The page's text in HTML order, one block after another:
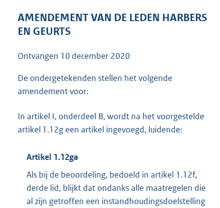
K
AMENDEMENT VAN DE LEDEN HARBERS
EN GEURTS
Ontvangen 10 december 2020
De ondergetekenden stellen het volgende
amendement voor:
In artikel I, onderdeel B, wordt na het voorgestelde
artikel 1.12g een artikel ingevoegd, luidende:
Artikel 1.12ga
Als bij de beoordeling, bedoeld in artikel 1.12f,
derde lid, blijkt dat ondanks alle maatregelen die
al zijn getroffen een instandhoudingsdoelstelling